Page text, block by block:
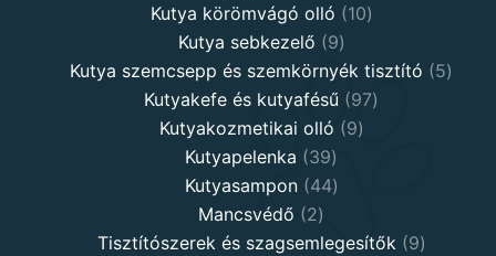
products
Kutya körömvágó olló 1010
Kutya sebkezelő 99
products
Kutya szemcsepp és szemkörnyék tisztító 55
Kutyakefe és kutyafésű 9797
Kutyakozmetikai olló 99
Kutyapelenka 3939
products
Kutyasampon 4444
Mancsvédő 22
products
Tisztítószerek és szagsemlegesítők 99